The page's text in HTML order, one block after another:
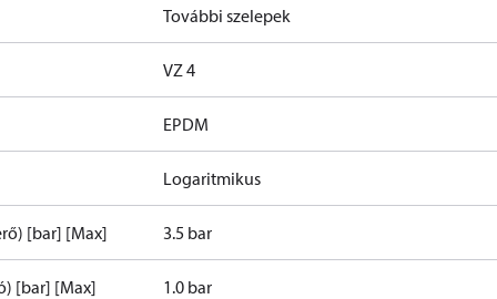
További szelepek
VZ 4
EPDM
Logaritmikus
[bar] [Max] 3.5 bar
[bar] [Max] 1.0 bar